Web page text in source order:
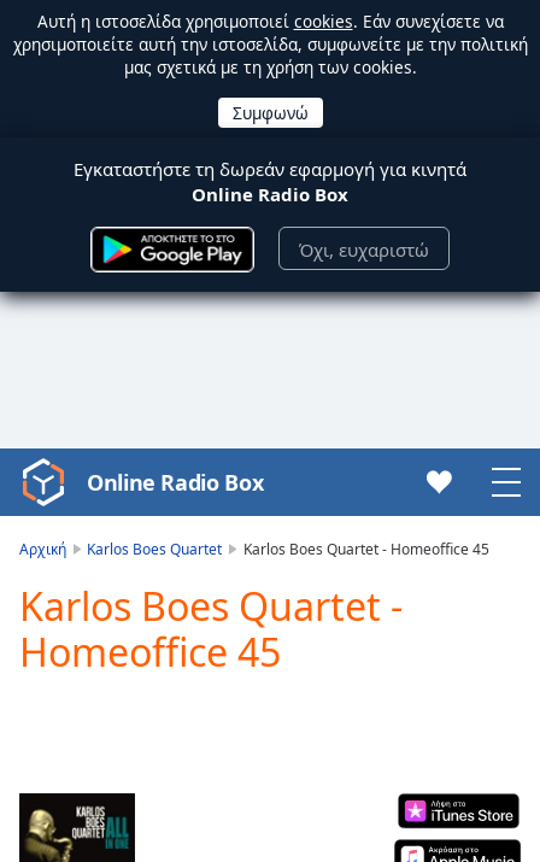
Αυτή η ιστοσελίδα χρησιμοποιεί cookies. Εάν συνεχίσετε να
χρησιμοποιείτε αυτή την ιστοσελίδα, συμφωνείτε με την πολιτική
μας σχετικά με τη χρήση των cookies.
Εγκαταστήστε τη δωρεάν εφαρμογή για κινητά
Online Radio Box
Όχι, ευχαριστώ
Video
Player
Play
Video
Play
Current
Time0:00
Online Radio Box
Αρχική Karlos Boes Quartet Karlos Boes Quartet - Homeoffice 45
Karlos Boes Quartet -
Homeoffice 45